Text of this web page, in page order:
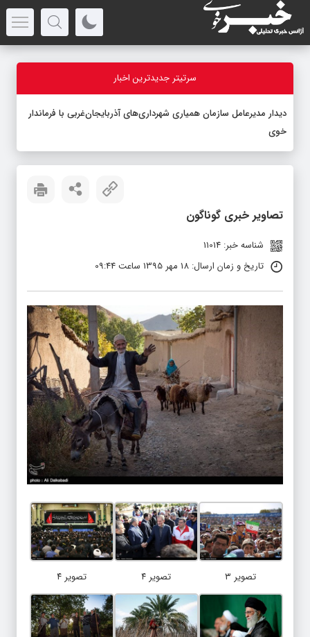
سرتیتر جدیدترین اخبار
دیدار مدیرعامل سازمان همیاری شهرداری‌های آذربایجان‌غربی با فرماندار
خوی
تصاویر خبری گوناگون
شناسه خبر: 11014
تاریخ و زمان ارسال: 18 مهر 1395 ساعت 09:44
تصویر ۳ تصویر ۴ تصویر ۴